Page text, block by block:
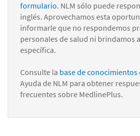
formulario. NLM sólo puede
inglés. Aprovechamos esta
informarle que no respondemos
personales de salud ni brindamos
específica.
Consulte la base de conocimientos
Ayuda de NLM para obtener
frecuentes sobre MedlinePlus.